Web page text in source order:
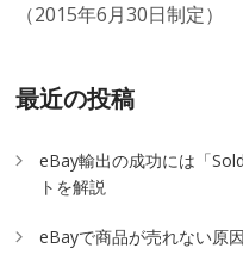
（2015年6月30日制定）
最近の投稿
eBay輸出の成功には「
トを解説
eBayで商品が売れない原